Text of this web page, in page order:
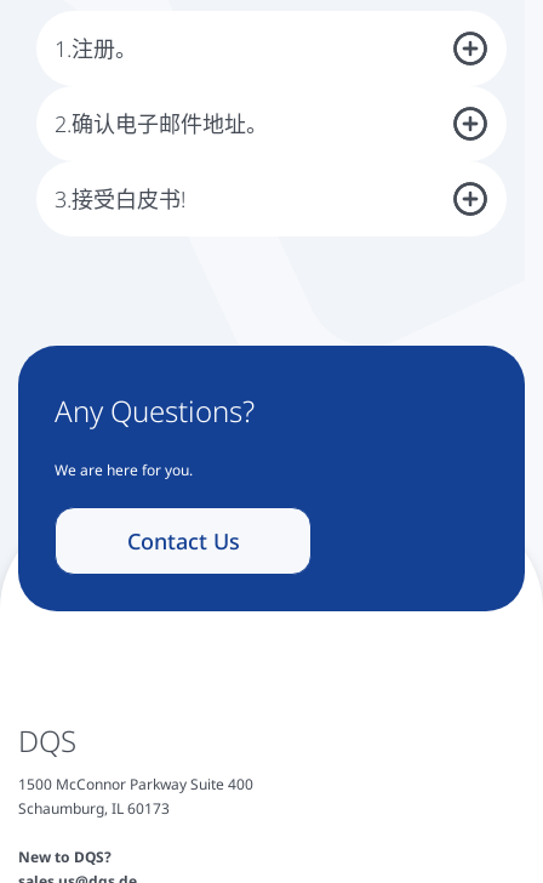
1.注册。
2.确认电子邮件地址。
3.接受白皮书!
Any Questions?
We are here for you.
Contact Us
DQS
1500 McConnor Parkway Suite 400
Schaumburg, IL 60173
New to DQS?